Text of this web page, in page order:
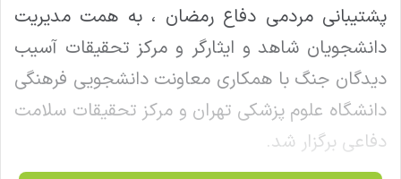
پشتیبانی مردمی دفاع رمضان ، به همت مدیریت
دانشجویان شاهد و ایثارگر و مرکز تحقیقات آسیب
دیدگان جنگ با همکاری معاونت دانشجویی فرهنگی
دانشگاه علوم پزشکی تهران و مرکز تحقیقات سلامت
دفاعی برگزار شد.